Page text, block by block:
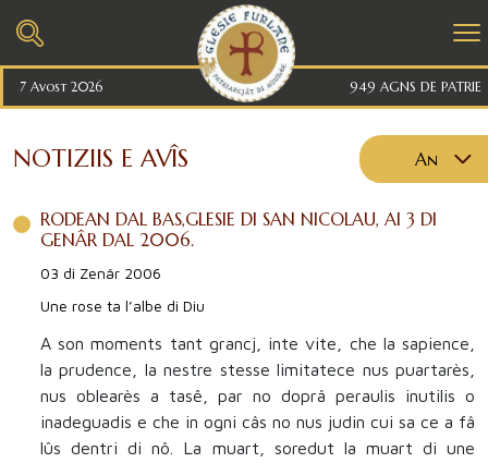
7 Avost 2026 949 AGNS DE PATRIE
NOTIZIIS E AVÎS An
2025
2022
2021
2019
RODEAN DAL BAS,GLESIE DI SAN NICOLAU, AI 3 DI
GENÂR DAL 2006.
03 di Zenâr 2006
Une rose ta l’albe di Diu
A son moments tant grancj, inte vite, che la sapience,
la prudence, la nestre stesse limitatece nus puartarès,
nus oblearès a tasê, par no doprâ peraulis inutilis o
inadeguadis e che in ogni câs no nus judin cui sa ce a fâ
lûs dentri di nô. La muart, soredut la muart di une